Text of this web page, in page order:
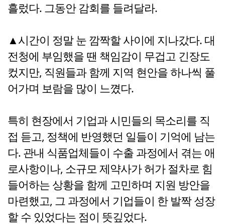
흘렀다. 그동안 감회를 들려달라.
▲시간이 정말 눈 깜짝할 사이에 지나갔다. 대
전청에 부임했을 땐 책임감이 무겁고 긴장도
컸지만, 직원들과 함께 지역 현안을 하나씩 풀
어가며 보람을 많이 느꼈다.
특히 현장에서 기업과 시민들의 목소리를 직
접 듣고, 정책에 반영했던 일들이 기억에 남는
다. 관내 식품업체들이 수출 과정에서 겪는 애
로사항이나, 소규모 제약사가 허가 절차로 힘
들어하는 상황을 함께 고민하며 지원 방안을
마련했고, 그 과정에서 기업들이 한 발짝 성장
할 수 있었다는 점이 뜻깊었다.